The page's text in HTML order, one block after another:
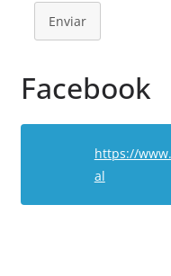
Enviar
Facebook
https://
al